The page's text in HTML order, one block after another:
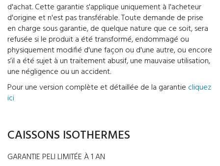
d'achat. Cette garantie s'applique uniquement à l'acheteur
d'origine et n'est pas transférable. Toute demande de prise
en charge sous garantie, de quelque nature que ce soit, sera
refusée si le produit a été transformé, endommagé ou
physiquement modifié d'une façon ou d'une autre, ou encore
s’il a été sujet à un traitement abusif, une mauvaise utilisation,
une négligence ou un accident.
Pour une version complète et détaillée de la garantie cliquez
ici
CAISSONS ISOTHERMES
GARANTIE PELI LIMITÉE À 1 AN